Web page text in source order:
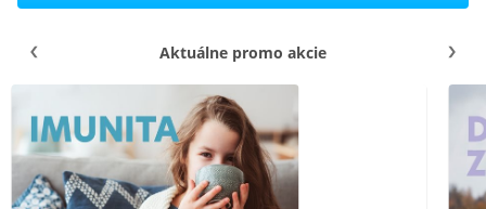
Aktuálne promo akcie